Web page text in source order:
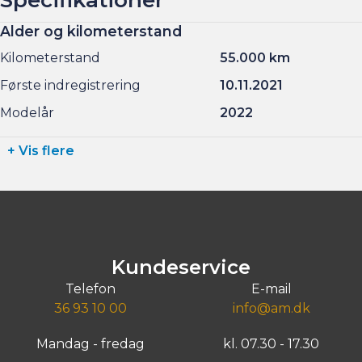
Alder og kilometerstand
Kilometerstand
55.000 km
Første indregistrering
10.11.2021
Modelår
2022
+ Vis flere
Kundeservice
Telefon
36 93 10 00
E-mail
info@am.dk
Mandag - fredag kl. 07.30 - 17.30